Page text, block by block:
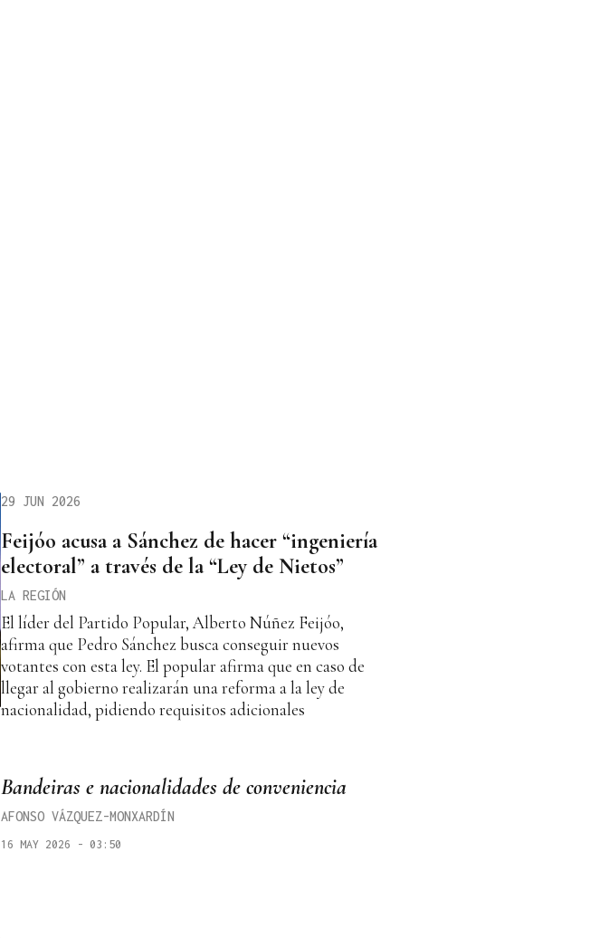
29 JUN 2026
Feijóo acusa a Sánchez de hacer “ingeniería
electoral” a través de la “Ley de Nietos”
LA REGIÓN
El líder del Partido Popular, Alberto Núñez Feijóo,
afirma que Pedro Sánchez busca conseguir nuevos
votantes con esta ley. El popular afirma que en caso de
llegar al gobierno realizarán una reforma a la ley de
nacionalidad, pidiendo requisitos adicionales
Bandeiras e nacionalidades de conveniencia
AFONSO VÁZQUEZ-MONXARDÍN
16 MAY 2026 - 03:50